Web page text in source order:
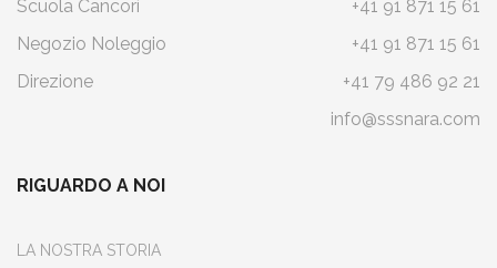
Scuola Cancorì
+41 91 871 15 61
Negozio Noleggio
+41 91 871 15 61
Direzione
+41 79 486 92 21
info@sssnara.com
RIGUARDO A NOI
LA NOSTRA STORIA